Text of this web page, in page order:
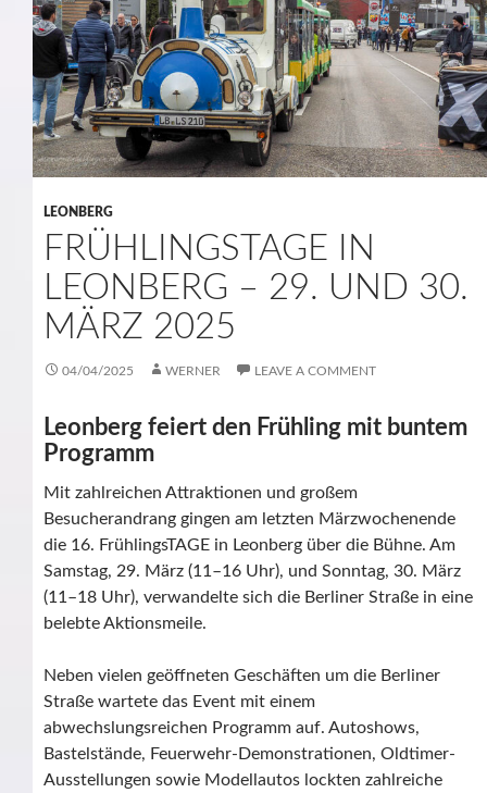
LEONBERG
FRÜHLINGSTAGE IN
LEONBERG – 29. UND 30.
MÄRZ 2025
04/04/2025 WERNER LEAVE A COMMENT
Leonberg feiert den Frühling mit buntem
Programm
Mit zahlreichen Attraktionen und großem
Besucherandrang gingen am letzten Märzwochenende
die 16. FrühlingsTAGE in Leonberg über die Bühne. Am
Samstag, 29. März (11–16 Uhr), und Sonntag, 30. März
(11–18 Uhr), verwandelte sich die Berliner Straße in eine
belebte Aktionsmeile.
Neben vielen geöffneten Geschäften um die Berliner
Straße wartete das Event mit einem
abwechslungsreichen Programm auf. Autoshows,
Bastelstände, Feuerwehr-Demonstrationen, Oldtimer-
Ausstellungen sowie Modellautos lockten zahlreiche